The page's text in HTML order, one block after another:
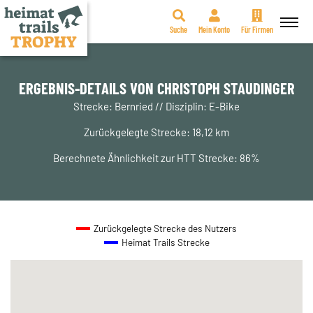
Zum
springen
Suche Mein Konto Für Firmen
ERGEBNIS-DETAILS VON CHRISTOPH STAUDINGER
Strecke: Bernried // Disziplin: E-Bike
Zurückgelegte Strecke: 18,12 km
Berechnete Ähnlichkeit zur HTT Strecke: 86%
Zurückgelegte Strecke des Nutzers
Heimat Trails Strecke